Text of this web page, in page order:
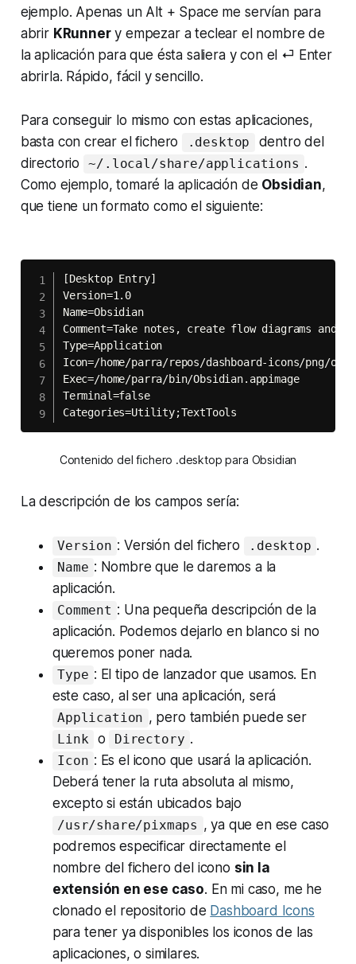
ejemplo. Apenas un Alt + Space me servían para
abrir KRunnery empezar a teclear el nombre de
la aplicación para que ésta saliera y con el ⏎ Enter
abrirla. Rápido, fácil y sencillo.
Para conseguir lo mismo con estas aplicaciones,
basta con crear el fichero
.desktop
dentro del
directorio
~/.local/share/applications .
Como ejemplo, tomaré la aplicación de Obsidian,
que tiene un formato como el siguiente:
[Desktop Entry]
Version=1.0
Name=Obsidian
Comment=Take notes, create flow diagrams and
Type=Application
Icon=/home/parra/repos/dashboard-icons/png/
Exec=/home/parra/bin/Obsidian.appimage
Terminal=false
Categories=Utility;TextTools
Contenido del fichero .desktop para Obsidian
La descripción de los campos sería:
Version : Versión del fichero .desktop .
Name : Nombre que le daremos a la
aplicación.
Comment : Una pequeña descripción de la
aplicación. Podemos dejarlo en blanco si no
queremos poner nada.
Type : El tipo de lanzador que usamos. En
este caso, al ser una aplicación, será
Application , pero también puede ser
Link o Directory .
Icon : Es el icono que usará la aplicación.
Deberá tener la ruta absoluta al mismo,
excepto si están ubicados bajo
/usr/share/pixmaps , ya que en ese caso
podremos especificar directamente el
nombre del fichero del icono sin la
extensión en ese caso. En mi caso, me he
clonado el repositorio de Dashboard Icons
para tener ya disponibles los iconos de las
aplicaciones, o similares.